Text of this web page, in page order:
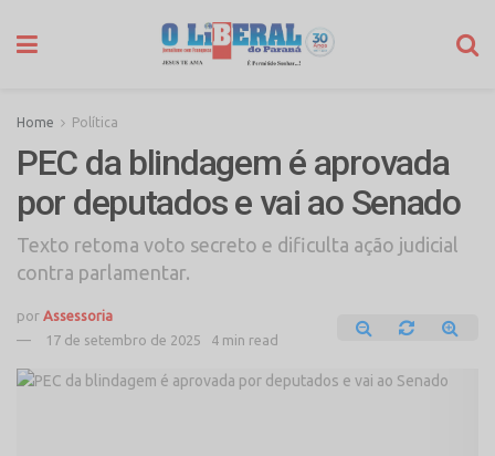
Home Política
PEC da blindagem é aprovada
por deputados e vai ao Senado
Texto retoma voto secreto e dificulta ação judicial
contra parlamentar.
por Assessoria
17 de setembro de 2025
4 min read